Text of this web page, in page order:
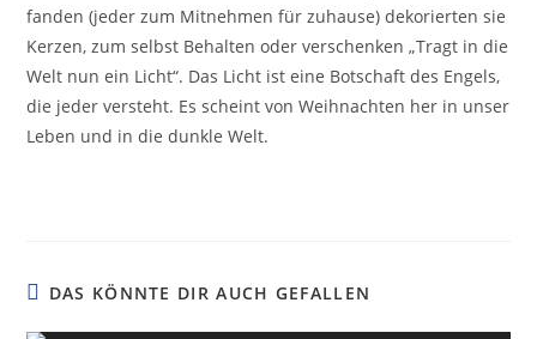
fanden (jeder zum Mitnehmen für zuhause) dekorierten sie
Kerzen, zum selbst Behalten oder verschenken „Tragt in die
Welt nun ein Licht“. Das Licht ist eine Botschaft des Engels,
die jeder versteht. Es scheint von Weihnachten her in unser
Leben und in die dunkle Welt.
DAS KÖNNTE DIR AUCH GEFALLEN